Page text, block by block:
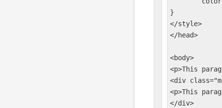
}
</style>
</head>
<body>
<p>This
<div
<p>This
</div>